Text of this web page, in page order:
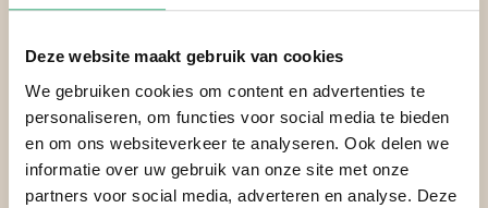
Deze website maakt gebruik van cookies
We gebruiken cookies om content en advertenties te
personaliseren, om functies voor social media te bieden
en om ons websiteverkeer te analyseren. Ook delen we
informatie over uw gebruik van onze site met onze
partners voor social media, adverteren en analyse. Deze
mijn omgeving.
1
2
3